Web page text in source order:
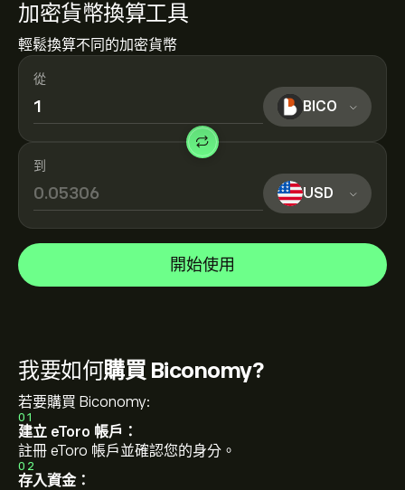
加密貨幣換算工具
輕鬆換算不同的加密貨幣
從
BICO
到
USD
開始使用
我要如何購買 Biconomy?
若要購買 Biconomy:
01
建立 eToro 帳戶：
註冊 eToro 帳戶並確認您的身分。
02
存入資金：